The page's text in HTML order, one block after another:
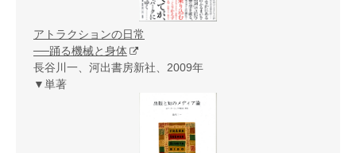
アトラクションの日常
──踊る機械と身体
長谷川一、河出書房新社、2009年
▼単著